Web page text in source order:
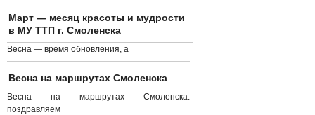
Март — месяц красоты и мудрости
в МУ ТТП г. Смоленска
Весна — время обновления, а
Весна на маршрутах Смоленска
Весна на маршрутах Смоленска:
поздравляем